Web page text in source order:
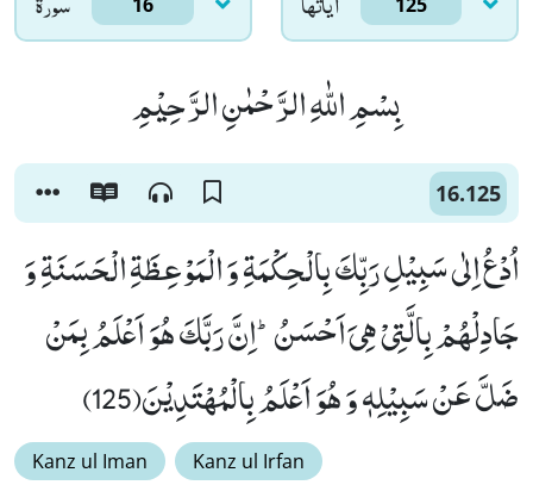
بِسْمِ اللّٰهِ الرَّحْمٰنِ الرَّحِیْمِ
16.125
اُدْعُ اِلٰى سَبِیْلِ رَبِّكَ بِالْحِكْمَةِ وَ الْمَوْعِظَةِ الْحَسَنَةِ وَ
جَادِلْهُمْ بِالَّتِیْ هِیَ اَحْسَنُؕ-اِنَّ رَبَّكَ هُوَ اَعْلَمُ بِمَنْ
ضَلَّ عَنْ سَبِیْلِهٖ وَ هُوَ اَعْلَمُ بِالْمُهْتَدِیْنَ(125)
Kanz ul Iman Kanz ul Irfan